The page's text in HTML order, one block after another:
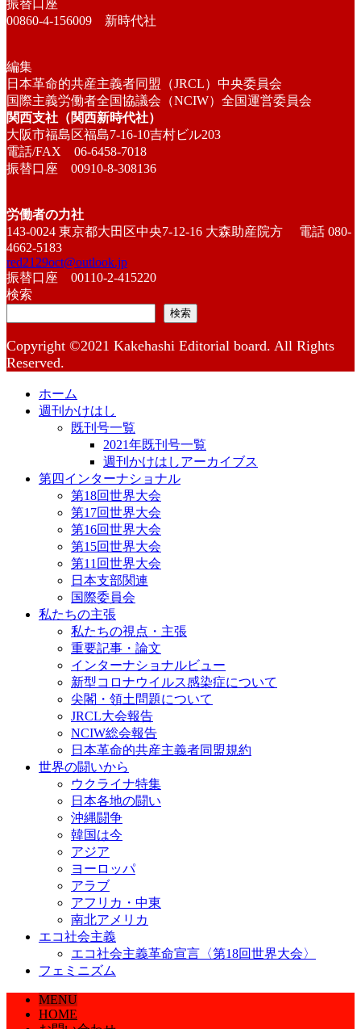
振替口座
00860-4-156009 新時代社
編集
日本革命的共産主義者同盟（JRCL）中央委員会
国際主義労働者全国協議会（NCIW）全国運営委員会
関西支社（関西新時代社）
大阪市福島区福島7-16-10吉村ビル203
電話/FAX 06-6458-7018
振替口座 00910-8-308136
労働者の力社
143-0024 東京都大田区中央7-12-16 大森助産院方 電話 080-
4662-5183
red2129oct@outlook.jp
振替口座 00110-2-415220
検索
検索
Copyright ©2021 Kakehashi Editorial board. All Rights
Reserved.
ホーム
週刊かけはし
既刊号一覧
2021年既刊号一覧
週刊かけはしアーカイブス
第四インターナショナル
第18回世界大会
第17回世界大会
第16回世界大会
第15回世界大会
第11回世界大会
日本支部関連
国際委員会
私たちの主張
私たちの視点・主張
重要記事・論文
インターナショナルビュー
新型コロナウイルス感染症について
尖閣・領土問題について
JRCL大会報告
NCIW総会報告
日本革命的共産主義者同盟規約
世界の闘いから
ウクライナ特集
日本各地の闘い
沖縄闘争
韓国は今
アジア
ヨーロッパ
アラブ
アフリカ・中東
南北アメリカ
エコ社会主義
エコ社会主義革命宣言〈第18回世界大会〉
フェミニズム
MENU
HOME